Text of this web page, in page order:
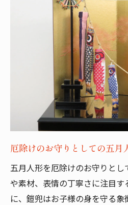
厄除けのお守りとしての五月
五月人形を厄除けのお守りと
や素材、表情の丁寧さに注目す
に、鎧兜はお子様の身を守る